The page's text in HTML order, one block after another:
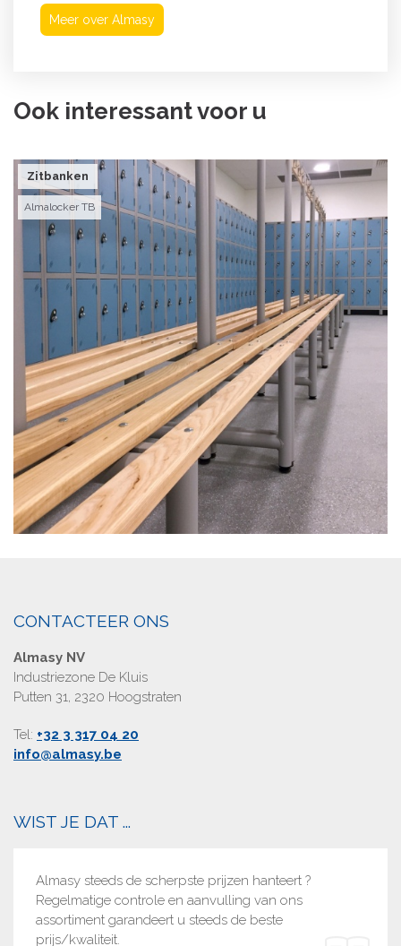
Meer over Almasy
Ook interessant voor u
Zitbanken
Almalocker TB
CONTACTEER ONS
Almasy NV
Industriezone De Kluis
Putten 31, 2320 Hoogstraten
Tel: +32 3 317 04 20
info@almasy.be
WIST JE DAT ...
Almasy steeds de scherpste prijzen hanteert ?
Regelmatige controle en aanvulling van ons
assortiment garandeert u steeds de beste
prijs/kwaliteit.